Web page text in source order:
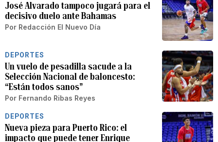
José Alvarado tampoco jugará para el
decisivo duelo ante Bahamas
Por Redacción El Nuevo Día
DEPORTES
Un vuelo de pesadilla sacude a la
Selección Nacional de baloncesto:
“Están todos sanos”
Por Fernando Ribas Reyes
DEPORTES
Nueva pieza para Puerto Rico: el
impacto que puede tener Enrique